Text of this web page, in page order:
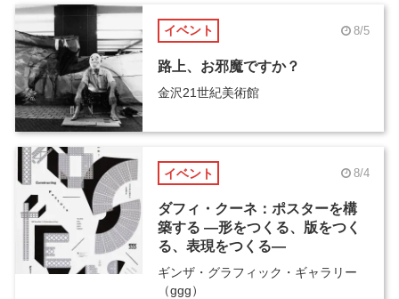
イベント 8/5
路上、お邪魔ですか？
金沢21世紀美術館
イベント 8/4
ダフィ・クーネ：ポスターを構
築する ―形をつくる、版をつく
る、表現をつくる―
ギンザ・グラフィック・ギャラリー
（ggg）